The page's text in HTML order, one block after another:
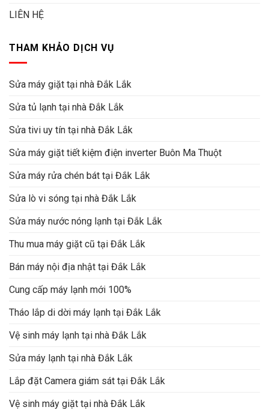
LIÊN HỆ
THAM KHẢO DỊCH VỤ
Sửa máy giặt tại nhà Đắk Lắk
Sửa tủ lạnh tại nhà Đắk Lắk
Sửa tivi uy tín tại nhà Đắk Lắk
Sửa máy giặt tiết kiệm điện inverter Buôn Ma Thuột
Sửa máy rửa chén bát tại Đắk Lắk
Sửa lò vi sóng tại nhà Đắk Lắk
Sửa máy nước nóng lạnh tại Đắk Lắk
Thu mua máy giặt cũ tại Đắk Lắk
Bán máy nội địa nhật tại Đắk Lắk
Cung cấp máy lạnh mới 100%
Tháo lắp di dời máy lạnh tại Đắk Lắk
Vệ sinh máy lạnh tại nhà Đắk Lắk
Sửa máy lạnh tại nhà Đắk Lắk
Lắp đặt Camera giám sát tại Đắk Lắk
Vệ sinh máy giặt tại nhà Đắk Lắk